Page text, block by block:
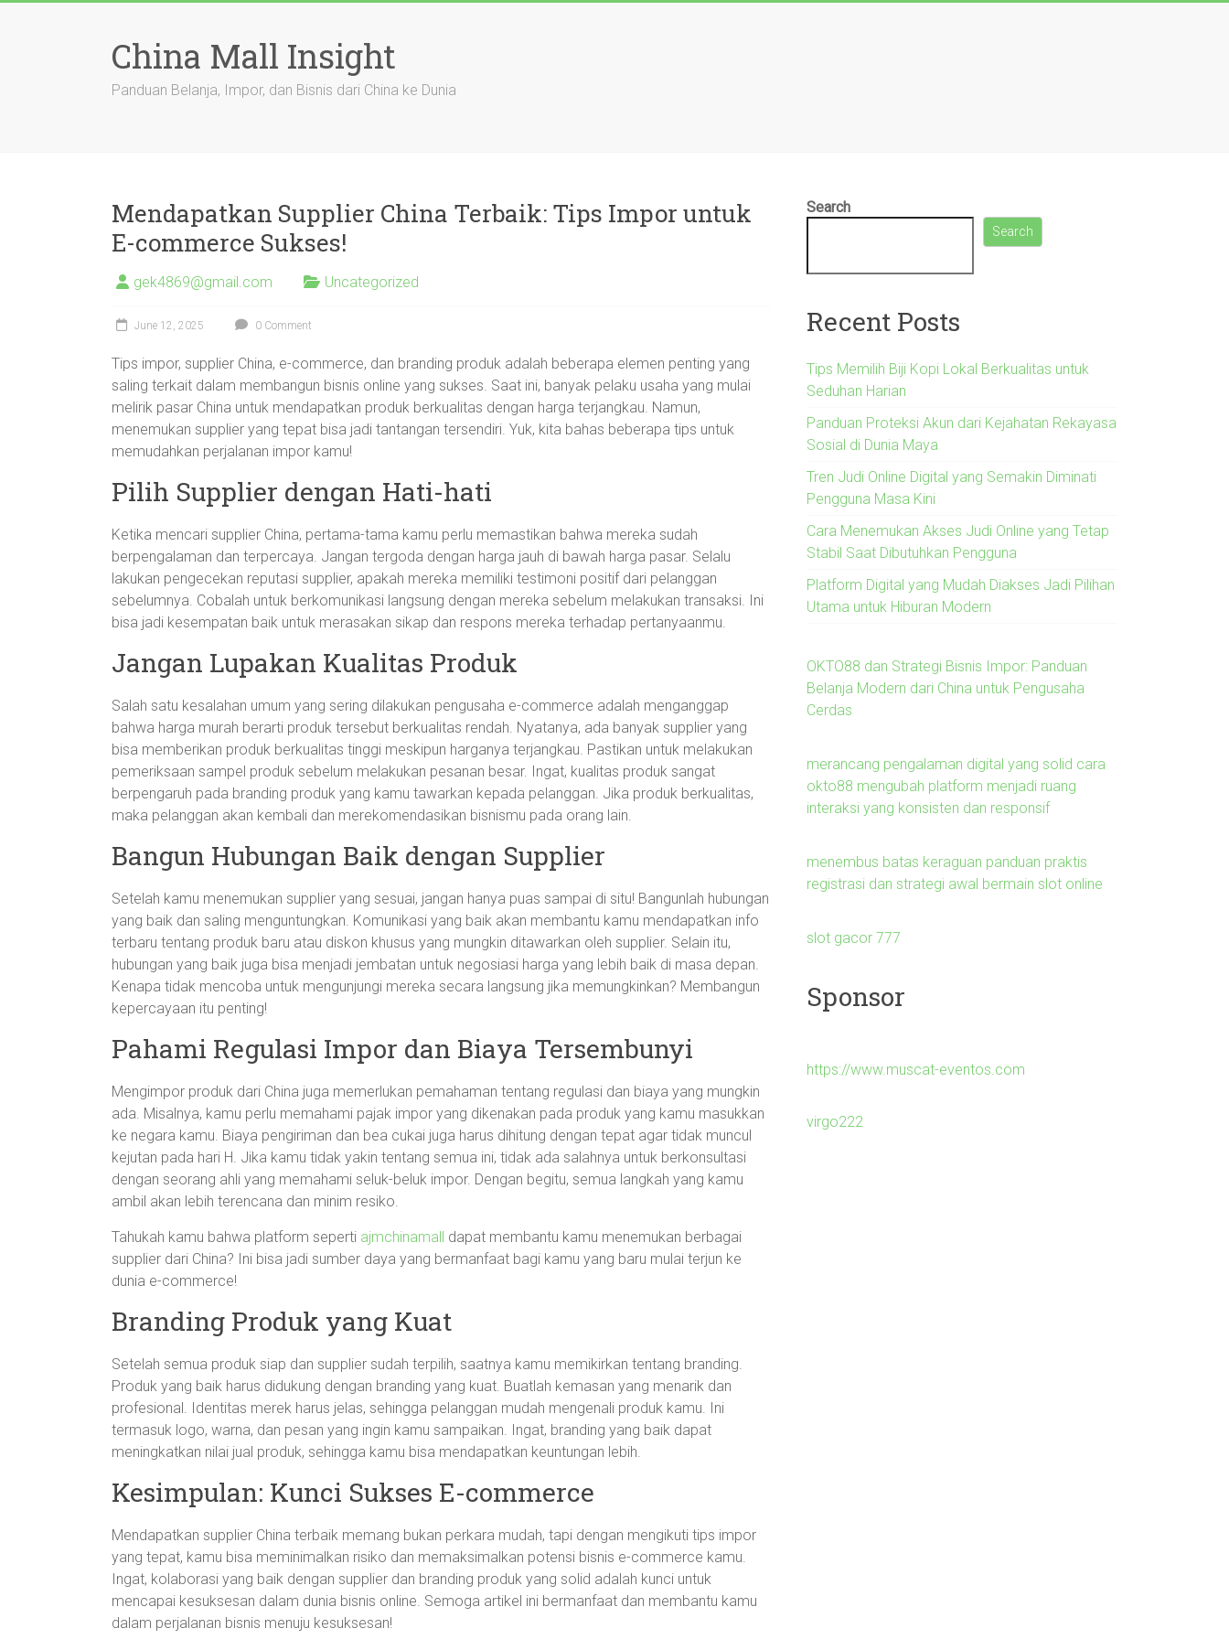
China Mall Insight
Panduan Belanja, Impor, dan Bisnis dari China ke Dunia
Mendapatkan Supplier China Terbaik: Tips Impor untuk
E-commerce Sukses!
gek4869@gmail.com Uncategorized
June 12, 2025 0 Comment
Tips impor, supplier China, e-commerce, dan branding produk adalah beberapa elemen penting yang
saling terkait dalam membangun bisnis online yang sukses. Saat ini, banyak pelaku usaha yang mulai
melirik pasar China untuk mendapatkan produk berkualitas dengan harga terjangkau. Namun,
menemukan supplier yang tepat bisa jadi tantangan tersendiri. Yuk, kita bahas beberapa tips untuk
memudahkan perjalanan impor kamu!
Pilih Supplier dengan Hati-hati
Ketika mencari supplier China, pertama-tama kamu perlu memastikan bahwa mereka sudah
berpengalaman dan terpercaya. Jangan tergoda dengan harga jauh di bawah harga pasar. Selalu
lakukan pengecekan reputasi supplier, apakah mereka memiliki testimoni positif dari pelanggan
sebelumnya. Cobalah untuk berkomunikasi langsung dengan mereka sebelum melakukan transaksi. Ini
bisa jadi kesempatan baik untuk merasakan sikap dan respons mereka terhadap pertanyaanmu.
Jangan Lupakan Kualitas Produk
Salah satu kesalahan umum yang sering dilakukan pengusaha e-commerce adalah menganggap
bahwa harga murah berarti produk tersebut berkualitas rendah. Nyatanya, ada banyak supplier yang
bisa memberikan produk berkualitas tinggi meskipun harganya terjangkau. Pastikan untuk melakukan
pemeriksaan sampel produk sebelum melakukan pesanan besar. Ingat, kualitas produk sangat
berpengaruh pada branding produk yang kamu tawarkan kepada pelanggan. Jika produk berkualitas,
maka pelanggan akan kembali dan merekomendasikan bisnismu pada orang lain.
Bangun Hubungan Baik dengan Supplier
Setelah kamu menemukan supplier yang sesuai, jangan hanya puas sampai di situ! Bangunlah hubungan
yang baik dan saling menguntungkan. Komunikasi yang baik akan membantu kamu mendapatkan info
terbaru tentang produk baru atau diskon khusus yang mungkin ditawarkan oleh supplier. Selain itu,
hubungan yang baik juga bisa menjadi jembatan untuk negosiasi harga yang lebih baik di masa depan.
Kenapa tidak mencoba untuk mengunjungi mereka secara langsung jika memungkinkan? Membangun
kepercayaan itu penting!
Pahami Regulasi Impor dan Biaya Tersembunyi
Mengimpor produk dari China juga memerlukan pemahaman tentang regulasi dan biaya yang mungkin
ada. Misalnya, kamu perlu memahami pajak impor yang dikenakan pada produk yang kamu masukkan
ke negara kamu. Biaya pengiriman dan bea cukai juga harus dihitung dengan tepat agar tidak muncul
kejutan pada hari H. Jika kamu tidak yakin tentang semua ini, tidak ada salahnya untuk berkonsultasi
dengan seorang ahli yang memahami seluk-beluk impor. Dengan begitu, semua langkah yang kamu
ambil akan lebih terencana dan minim resiko.
Tahukah kamu bahwa platform seperti ajmchinamall dapat membantu kamu menemukan berbagai
supplier dari China? Ini bisa jadi sumber daya yang bermanfaat bagi kamu yang baru mulai terjun ke
dunia e-commerce!
Branding Produk yang Kuat
Setelah semua produk siap dan supplier sudah terpilih, saatnya kamu memikirkan tentang branding.
Produk yang baik harus didukung dengan branding yang kuat. Buatlah kemasan yang menarik dan
profesional. Identitas merek harus jelas, sehingga pelanggan mudah mengenali produk kamu. Ini
termasuk logo, warna, dan pesan yang ingin kamu sampaikan. Ingat, branding yang baik dapat
meningkatkan nilai jual produk, sehingga kamu bisa mendapatkan keuntungan lebih.
Kesimpulan: Kunci Sukses E-commerce
Mendapatkan supplier China terbaik memang bukan perkara mudah, tapi dengan mengikuti tips impor
yang tepat, kamu bisa meminimalkan risiko dan memaksimalkan potensi bisnis e-commerce kamu.
Ingat, kolaborasi yang baik dengan supplier dan branding produk yang solid adalah kunci untuk
mencapai kesuksesan dalam dunia bisnis online. Semoga artikel ini bermanfaat dan membantu kamu
dalam perjalanan bisnis menuju kesuksesan!
Search
Search
Recent Posts
Tips Memilih Biji Kopi Lokal Berkualitas untuk
Seduhan Harian
Panduan Proteksi Akun dari Kejahatan Rekayasa
Sosial di Dunia Maya
Tren Judi Online Digital yang Semakin Diminati
Pengguna Masa Kini
Cara Menemukan Akses Judi Online yang Tetap
Stabil Saat Dibutuhkan Pengguna
Platform Digital yang Mudah Diakses Jadi Pilihan
Utama untuk Hiburan Modern
OKTO88 dan Strategi Bisnis Impor: Panduan
Belanja Modern dari China untuk Pengusaha
Cerdas
merancang pengalaman digital yang solid cara
okto88 mengubah platform menjadi ruang
interaksi yang konsisten dan responsif
menembus batas keraguan panduan praktis
registrasi dan strategi awal bermain slot online
slot gacor 777
Sponsor
https://www.muscat-eventos.com
virgo222